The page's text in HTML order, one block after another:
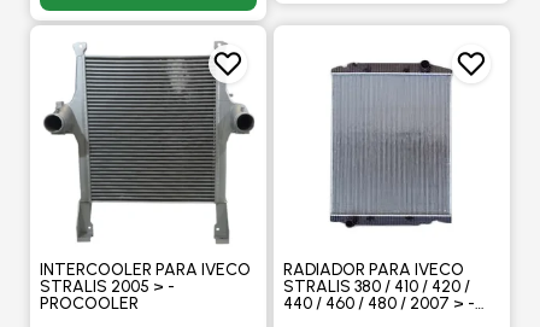
INTERCOOLER PARA IVECO
STRALIS 2005 > -
PROCOOLER
RADIADOR PARA IVECO
STRALIS 380 / 410 / 420 /
440 / 460 / 480 / 2007 > -